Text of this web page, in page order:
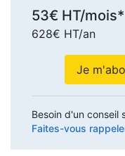
53€ HT/mois*
628€ HT/an
Je
Besoin d'un conseil
Faites-vous